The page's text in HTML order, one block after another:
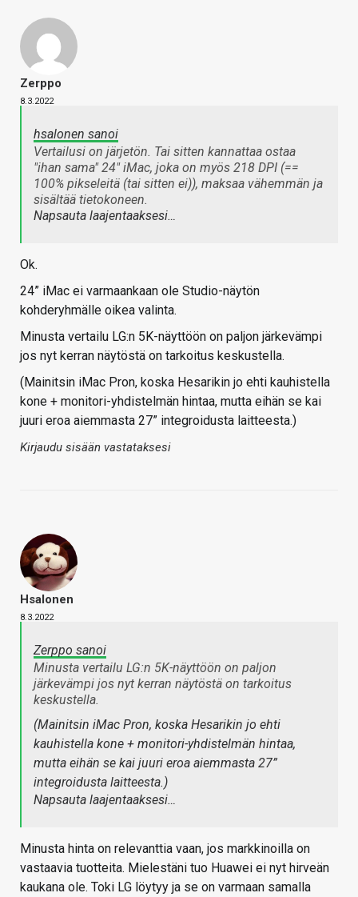
Zerppo
8.3.2022
hsalonen sanoi
Vertailusi on järjetön. Tai sitten kannattaa ostaa
"ihan sama" 24" iMac, joka on myös 218 DPI (==
100% pikseleitä (tai sitten ei)), maksaa vähemmän ja
sisältää tietokoneen.
Napsauta laajentaaksesi…
Ok.
24” iMac ei varmaankaan ole Studio-näytön
kohderyhmälle oikea valinta.
Minusta vertailu LG:n 5K-näyttöön on paljon järkevämpi
jos nyt kerran näytöstä on tarkoitus keskustella.
(Mainitsin iMac Pron, koska Hesarikin jo ehti kauhistella
kone + monitori-yhdistelmän hintaa, mutta eihän se kai
juuri eroa aiemmasta 27” integroidusta laitteesta.)
Kirjaudu sisään vastataksesi
Hsalonen
8.3.2022
Zerppo sanoi
Minusta vertailu LG:n 5K-näyttöön on paljon
järkevämpi jos nyt kerran näytöstä on tarkoitus
keskustella.
(Mainitsin iMac Pron, koska Hesarikin jo ehti
kauhistella kone + monitori-yhdistelmän hintaa,
mutta eihän se kai juuri eroa aiemmasta 27”
integroidusta laitteesta.)
Napsauta laajentaaksesi…
Minusta hinta on relevanttia vaan, jos markkinoilla on
vastaavia tuotteita. Mielestäni tuo Huawei ei nyt hirveän
kaukana ole. Toki LG löytyy ja se on varmaan samalla